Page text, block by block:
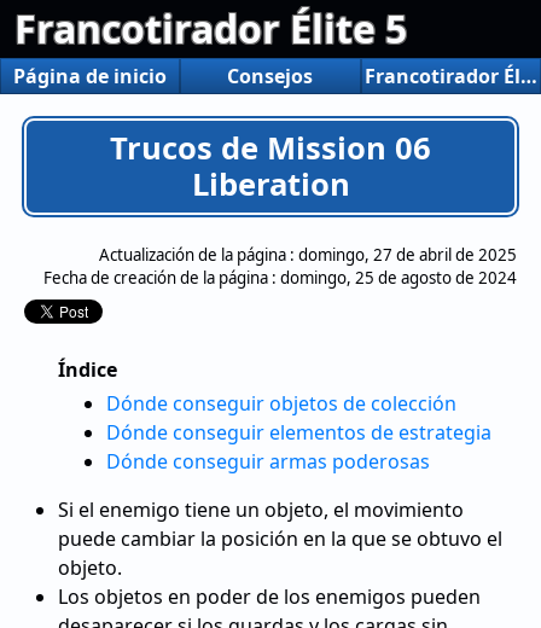
Francotirador Élite 5
Página de inicio Consejos Francotirador Élite 5
Trucos de Mission 06
Liberation
Actualización de la página : domingo, 27 de abril de 2025
Fecha de creación de la página : domingo, 25 de agosto de 2024
Índice
Dónde conseguir objetos de colección
Dónde conseguir elementos de estrategia
Dónde conseguir armas poderosas
Si el enemigo tiene un objeto, el movimiento
puede cambiar la posición en la que se obtuvo el
objeto.
Los objetos en poder de los enemigos pueden